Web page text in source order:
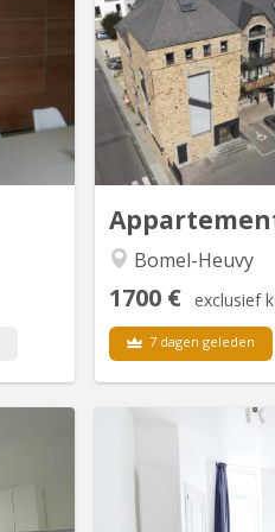
une
bains
est
bien
de
Bomel-Heuvy
1700 € exclusief
7 dagen geleden
IDEAL POUR
Enooooorme
duplex neuf de
chambres
recherchons quatre
former une
superbe
individuel est de
Saint-
Disponible à partir
Belle chambre